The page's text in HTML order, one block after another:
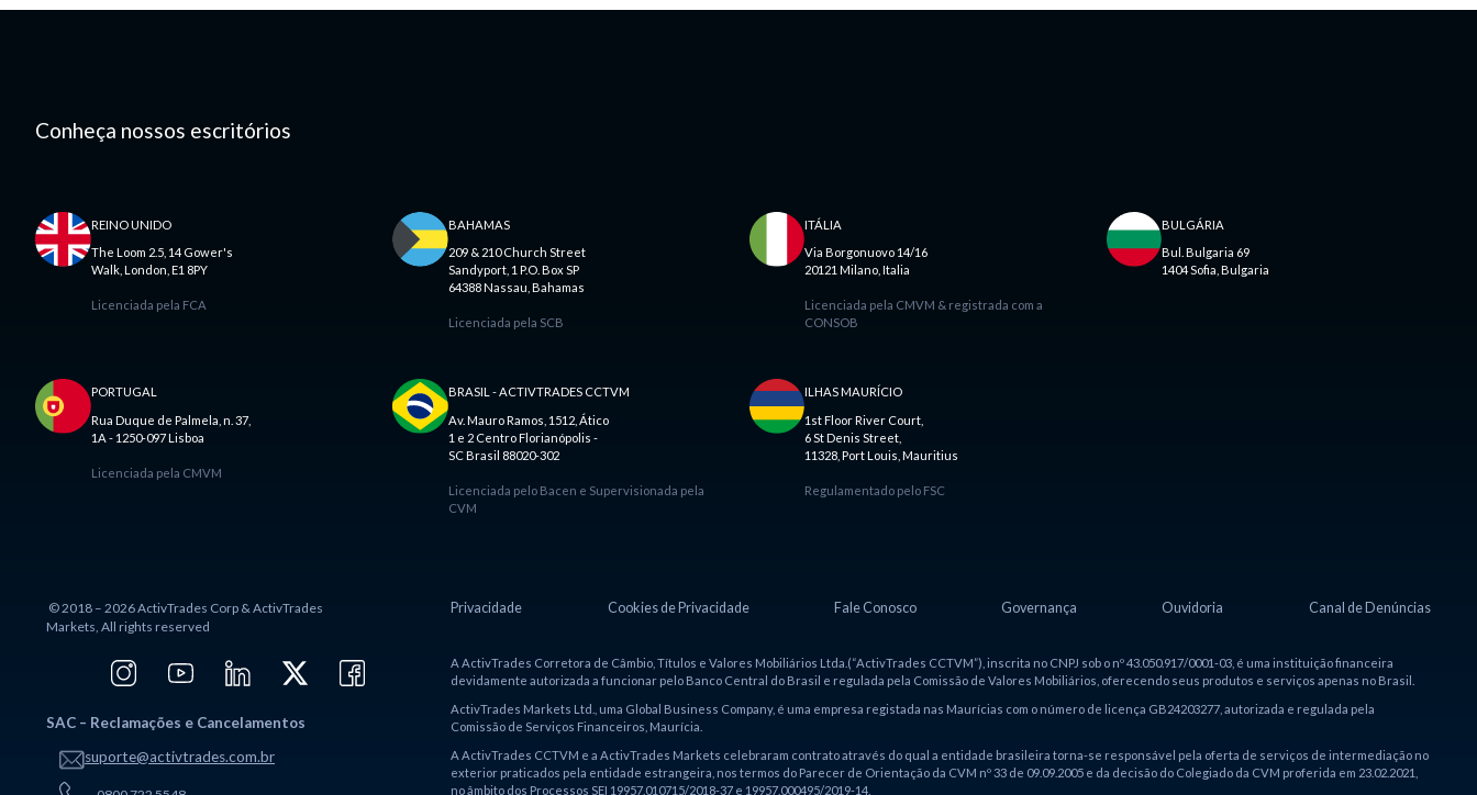
Conheça nossos escritórios
REINO UNIDO
The Loom 2.5, 14 Gower's
Walk, London, E1 8PY
Licenciada pela FCA
BAHAMAS
209 & 210 Church Street
Sandyport, 1 P.O. Box SP
64388 Nassau, Bahamas
Licenciada pela SCB
ITÁLIA
Via Borgonuovo 14/16
20121 Milano, Italia
Licenciada pela CMVM & registrada com a
CONSOB
BULGÁRIA
Bul. Bulgaria 69
1404 Sofia, Bulgaria
PORTUGAL
Rua Duque de Palmela, n. 37,
1A - 1250-097 Lisboa
Licenciada pela CMVM
BRASIL - ACTIVTRADES CCTVM
Av. Mauro Ramos, 1512, Ático
1 e 2 Centro Florianópolis -
SC Brasil 88020-302
Licenciada pelo Bacen e Supervisionada pela
CVM
ILHAS MAURÍCIO
1st Floor River Court,
6 St Denis Street,
11328, Port Louis, Mauritius
Regulamentado pelo FSC
© 2018 – 2026 ActivTrades Corp & ActivTrades
Markets, All rights reserved
SAC – Reclamações e Cancelamentos
suporte@activtrades.com.br
Privacidade Cookies de Privacidade Fale Conosco Governança Ouvidoria Canal de Denúncias
A ActivTrades Corretora de Câmbio, Títulos e Valores Mobiliários Ltda.(“ActivTrades CCTVM”), inscrita no CNPJ sob o nº 43.050.917/0001-03, é uma instituição financeira
devidamente autorizada a funcionar pelo Banco Central do Brasil e regulada pela Comissão de Valores Mobiliários, oferecendo seus produtos e serviços apenas no Brasil.
ActivTrades Markets Ltd., uma Global Business Company, é uma empresa registada nas Maurícias com o número de licença GB24203277, autorizada e regulada pela
Comissão de Serviços Financeiros, Maurícia.
A ActivTrades CCTVM e a ActivTrades Markets celebraram contrato através do qual a entidade brasileira torna-se responsável pela oferta de serviços de intermediação no
exterior praticados pela entidade estrangeira, nos termos do Parecer de Orientação da CVM nº 33 de 09.09.2005 e da decisão do Colegiado da CVM proferida em 23.02.2021,
no âmbito dos Processos SEI 19957.010715/2018-37 e 19957.000495/2019-14.